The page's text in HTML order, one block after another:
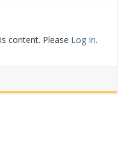
content. Please Log In.